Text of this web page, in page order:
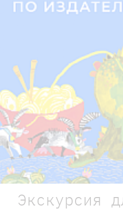
Экскурсия